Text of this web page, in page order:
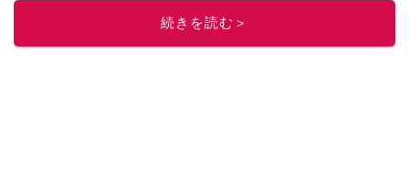
的に稼ぐ！』（翔泳社刊）
■経歴：2003年、夫が子育てをするために、突然会社を辞める。翌月からの
続きを読む＞